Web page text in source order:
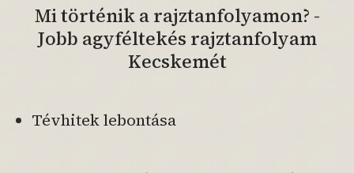
Mi történik a rajztanfolyamon? -
Jobb agyféltekés rajztanfolyam
Kecskemét
Tévhitek lebontása